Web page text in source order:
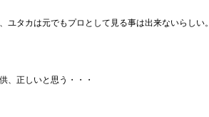
ユタカは元でもプロとして見る事は出来ないらしい。
、正しいと思う・・・